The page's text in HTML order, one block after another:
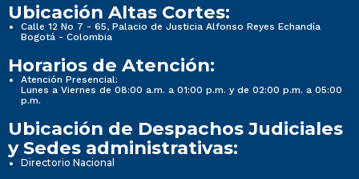
Ubicación Altas Cortes:
Calle 12 No 7 - 65, Palacio de Justicia Alfonso Reyes Echandía
Bogotá - Colombia
Horarios de Atención:
Atención Presencial:
Lunes a Viernes de 08:00 a.m. a 01:00 p.m. y de 02:00 p.m. a 05:00
p.m.
Ubicación de Despachos Judiciales
y Sedes administrativas:
Directorio Nacional